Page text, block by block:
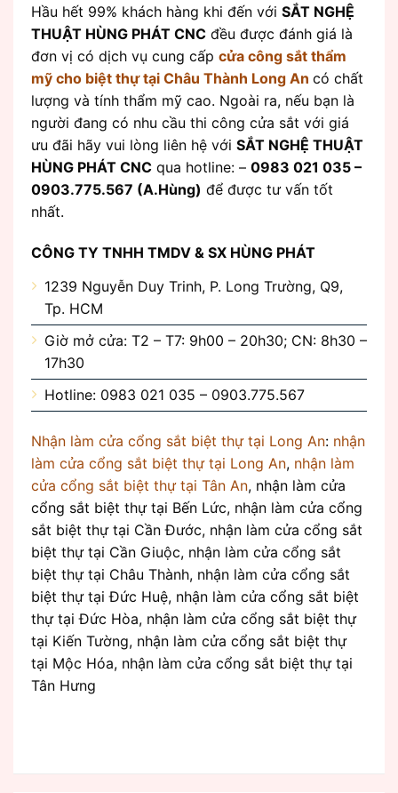
Hầu hết 99% khách hàng khi đến với SẮT NGHỆ
THUẬT HÙNG PHÁT CNC đều được đánh giá là
đơn vị có dịch vụ cung cấp cửa công sắt thẩm
mỹ cho biệt thự tại Châu Thành Long An có chất
lượng và tính thẩm mỹ cao. Ngoài ra, nếu bạn là
người đang có nhu cầu thi công cửa sắt với giá
ưu đãi hãy vui lòng liên hệ với SẮT NGHỆ THUẬT
HÙNG PHÁT CNC qua hotline: – 0983 021 035 –
0903.775.567 (A.Hùng) để được tư vấn tốt
nhất.
CÔNG TY TNHH TMDV & SX HÙNG PHÁT
1239 Nguyễn Duy Trinh, P. Long Trường, Q9,
Tp. HCM
Giờ mở cửa: T2 – T7: 9h00 – 20h30; CN: 8h30 –
17h30
Hotline: 0983 021 035 – 0903.775.567
Nhận làm cửa cổng sắt biệt thự tại Long An: nhận
làm cửa cổng sắt biệt thự tại Long An, nhận làm
cửa cổng sắt biệt thự tại Tân An, nhận làm cửa
cổng sắt biệt thự tại Bến Lức, nhận làm cửa cổng
sắt biệt thự tại Cần Đước, nhận làm cửa cổng sắt
biệt thự tại Cần Giuộc, nhận làm cửa cổng sắt
biệt thự tại Châu Thành, nhận làm cửa cổng sắt
biệt thự tại Đức Huệ, nhận làm cửa cổng sắt biệt
thự tại Đức Hòa, nhận làm cửa cổng sắt biệt thự
tại Kiến Tường, nhận làm cửa cổng sắt biệt thự
tại Mộc Hóa, nhận làm cửa cổng sắt biệt thự tại
Tân Hưng